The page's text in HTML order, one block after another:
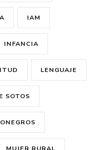
IAM
INFANCIA
LENGUAJE
SOTOS
MUJER RURAL